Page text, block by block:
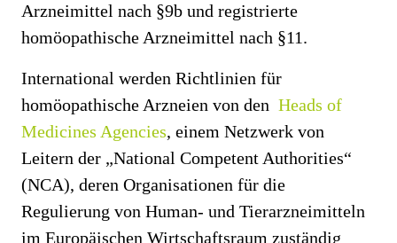
Arzneimittel nach §9b und registrierte
homöopathische Arzneimittel nach §11.
International werden Richtlinien für
homöopathische Arzneien von den Heads of
Medicines Agencies, einem Netzwerk von
Leitern der „National Competent Authorities“
(NCA), deren Organisationen für die
Regulierung von Human- und Tierarzneimitteln
im Europäischen Wirtschaftsraum zuständig